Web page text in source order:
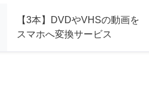
【3本】DVDやVHSの動画を
スマホへ変換サービス